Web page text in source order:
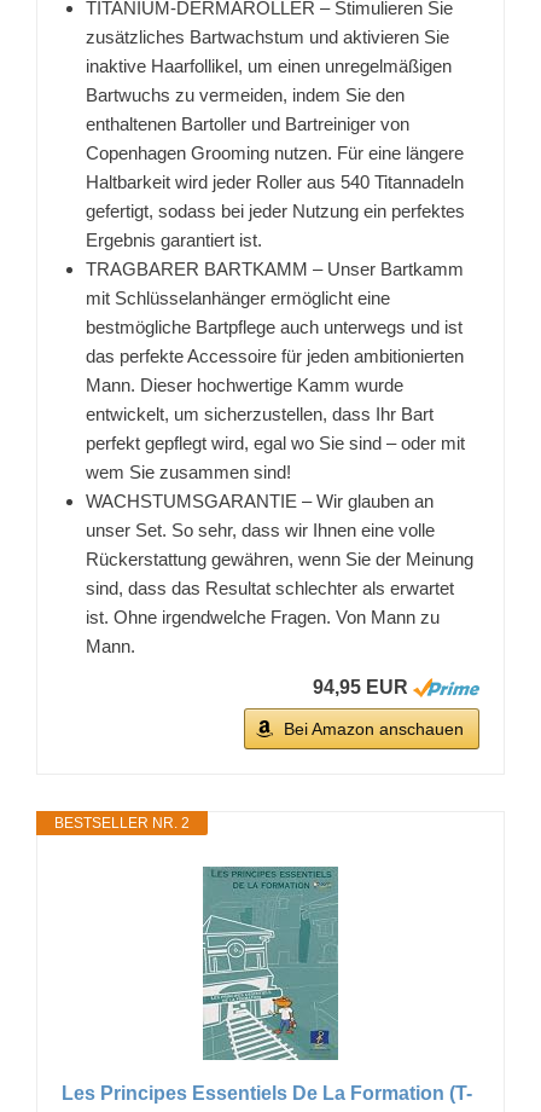
TITANIUM-DERMAROLLER – Stimulieren Sie
zusätzliches Bartwachstum und aktivieren Sie
inaktive Haarfollikel, um einen unregelmäßigen
Bartwuchs zu vermeiden, indem Sie den
enthaltenen Bartoller und Bartreiniger von
Copenhagen Grooming nutzen. Für eine längere
Haltbarkeit wird jeder Roller aus 540 Titannadeln
gefertigt, sodass bei jeder Nutzung ein perfektes
Ergebnis garantiert ist.
TRAGBARER BARTKAMM – Unser Bartkamm
mit Schlüsselanhänger ermöglicht eine
bestmögliche Bartpflege auch unterwegs und ist
das perfekte Accessoire für jeden ambitionierten
Mann. Dieser hochwertige Kamm wurde
entwickelt, um sicherzustellen, dass Ihr Bart
perfekt gepflegt wird, egal wo Sie sind – oder mit
wem Sie zusammen sind!
WACHSTUMSGARANTIE – Wir glauben an
unser Set. So sehr, dass wir Ihnen eine volle
Rückerstattung gewähren, wenn Sie der Meinung
sind, dass das Resultat schlechter als erwartet
ist. Ohne irgendwelche Fragen. Von Mann zu
Mann.
94,95 EUR
Bei Amazon anschauen
BESTSELLER NR. 2
Les Principes Essentiels De La Formation (T-